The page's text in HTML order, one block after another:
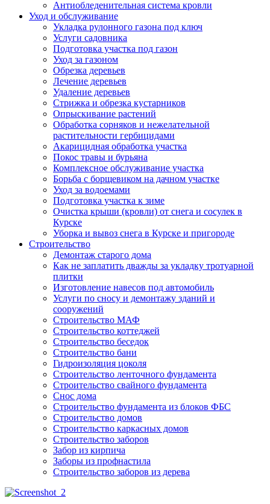
Антиобледенительная система кровли
Уход и обслуживание
Укладка рулонного газона под ключ
Услуги садовника
Подготовка участка под газон
Уход за газоном
Обрезка деревьев
Лечение деревьев
Удаление деревьев
Стрижка и обрезка кустарников
Опрыскивание растений
Обработка сорняков и нежелательной
растительности гербицидами
Акарицидная обработка участка
Покос травы и бурьяна
Комплексное обслуживание участка
Борьба с борщевиком на дачном участке
Уход за водоемами
Подготовка участка к зиме
Очистка крыши (кровли) от снега и сосулек в
Курске
Уборка и вывоз снега в Курске и пригороде
Строительство
Демонтаж старого дома
Как не заплатить дважды за укладку тротуарной
плитки
Изготовление навесов под автомобиль
Услуги по сносу и демонтажу зданий и
сооружений
Строительство МАФ
Строительство коттеджей
Строительство беседок
Строительство бани
Гидроизоляция цоколя
Строительство ленточного фундамента
Строительство свайного фундамента
Снос дома
Строительство фундамента из блоков ФБС
Строительство домов
Строительство каркасных домов
Строительство заборов
Забор из кирпича
Заборы из профнастила
Строительство заборов из дерева